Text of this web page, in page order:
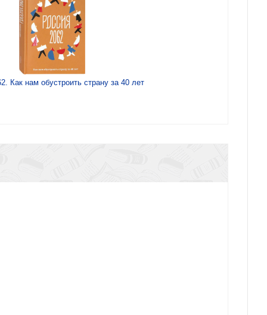
Как нам обустроить страну за 40 лет